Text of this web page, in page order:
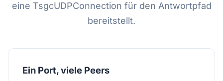
eine TsgcUDPConnection für den Antwortpfad
bereitstellt.
Ein Port, viele Peers